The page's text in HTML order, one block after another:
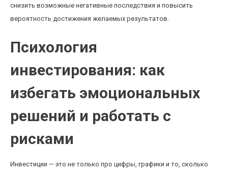
снизить возможные негативные последствия и повысить
вероятность достижения желаемых результатов.
Психология
инвестирования: как
избегать эмоциональных
решений и работать с
рисками
Инвестиции — это не только про цифры, графики и то, сколько